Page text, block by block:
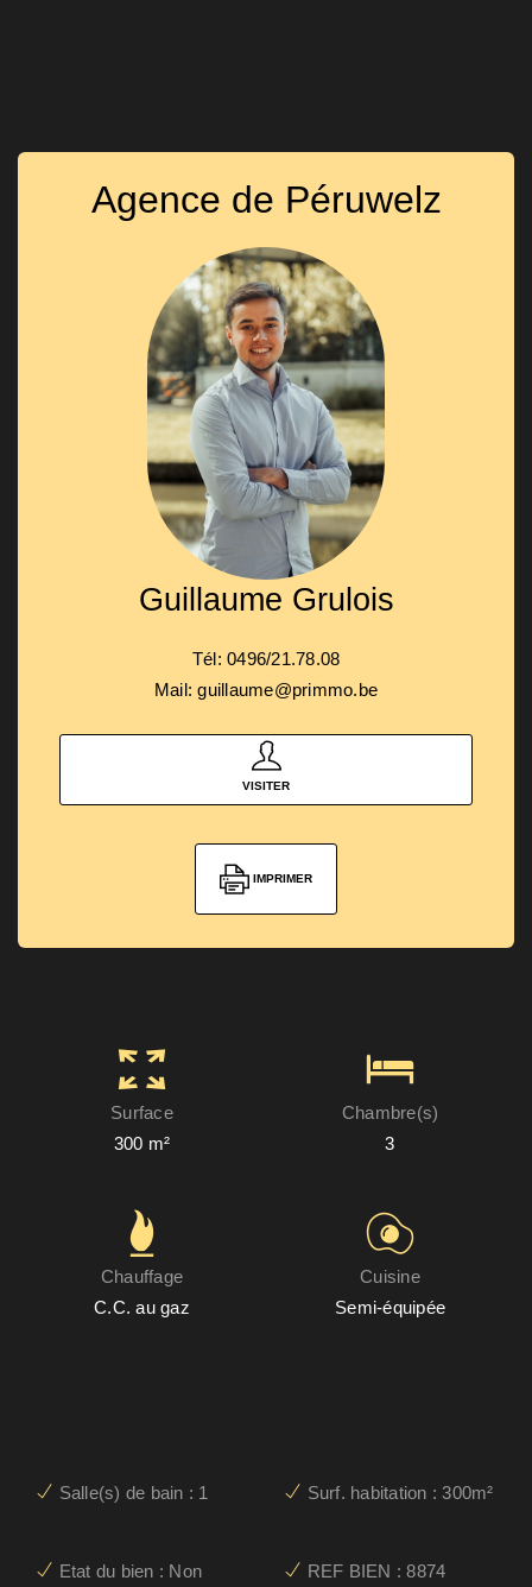
Agence de Péruwelz
Guillaume Grulois
Tél: 0496/21.78.08
Mail: guillaume@primmo.be
VISITER
IMPRIMER
Surface
300 m²
Chambre(s)
3
Chauffage
C.C. au gaz
Cuisine
Semi-équipée
Salle(s) de bain : 1 Surf. habitation : 300m²
Etat du bien : Non
REF BIEN : 8874